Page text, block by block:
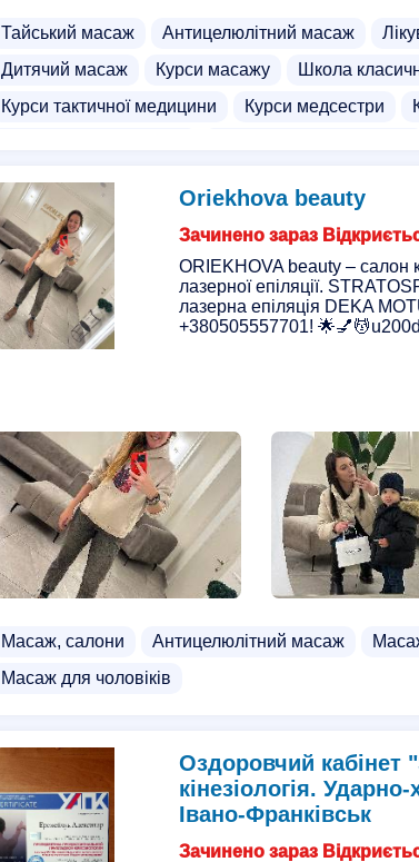
Тайський масаж Антицелюлітний масаж
Дитячий масаж
Курси масажу Школа
Курси тактичної медицини
Курси медсестри
Курси парамедиків
Курси антицелюлітного масажу
Курси
Oriekhova beauty
Зачинено зараз
ORIEKHOVA beauty – салон
лазерної епіляції.
лазерна епіляція DEKA
+380505557701!
Масаж, салони Антицелюлітний масаж
Масаж для чоловіків
Оздоровчий кабінет
кінезіологія.
Івано-Франківськ
Зачинено зараз